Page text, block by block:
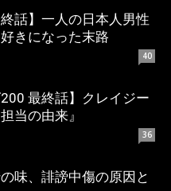
終話】一人の日本人男性
きになった末路
40
200 最終話】クレイジー
当の由来』
36
味、誹謗中傷の原因と